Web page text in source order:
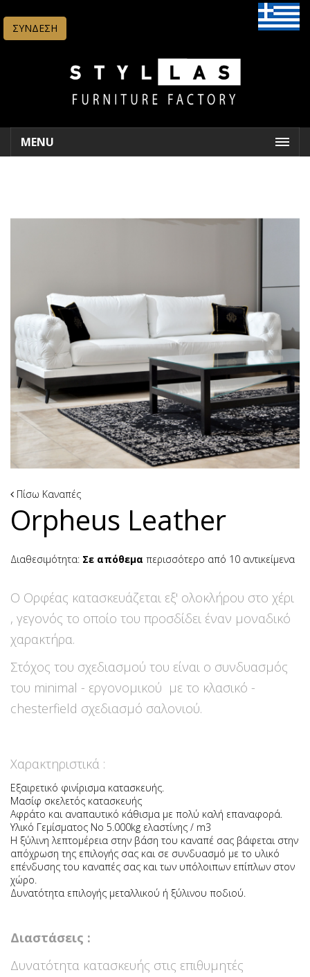
ΣΥΝΔΕΣΗ
MENU
Πίσω Καναπές
Orpheus Leather
Διαθεσιμότητα: Σε απόθεμα περισσότερο από 10 αντικείμενα
Ο Ορφέας κατασκευάζεται εξ' ολοκλήρου στο χέρι
, γεγονός το οποίο του προσδίδει έναν μοναδικό
χαρακτήρα.
Στόχος του σχεδιασμού του είναι ο συνδυασμός
του minimal - εργονομικού με το κλασικό -
chesterfield σχεδιασμό σαλονιού.
Χαρακτηριστικά :
Εξαιρετικό φινίρισμα κατασκευής.
Μασίφ σκελετός κατασκευής
Αφράτο και αναπαυτικό κάθισμα με πολύ καλή επαναφορά.
Υλικό Γεμίσματος Νο 5.000kg ελαστίνης / m3
Η ξύλινη λεπτομέρεια στην βάση του καναπέ σας βάφεται στην
απόχρωση της επιλογής σας και σε συνδυασμό με το υλικό
επένδυσης του καναπές σας και των υπόλοιπων επίπλων στον
χώρο.
Δυνατότητα επιλογής μεταλλικού ή ξύλινου ποδιού.
Διαστάσεις :
Δυνατότητα κατασκευής στις επιθυμητές